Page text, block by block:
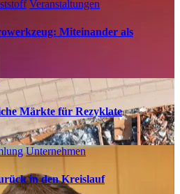
Veranstaltungen
Miteinander als
Märkte für Rezyklate
Unternehmen
in den Kreislauf